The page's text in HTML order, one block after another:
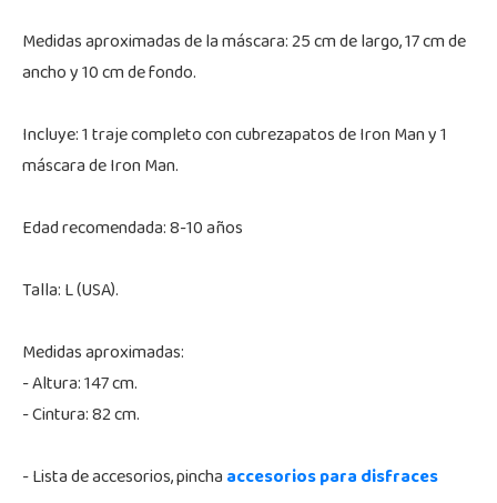
Medidas aproximadas de la máscara: 25 cm de largo, 17 cm de
ancho y 10 cm de fondo.
Incluye: 1 traje completo con cubrezapatos de Iron Man y 1
máscara de Iron Man.
Edad recomendada: 8-10 años
Talla: L (USA).
Medidas aproximadas:
- Altura: 147 cm.
- Cintura: 82 cm.
- Lista de accesorios, pinchaaccesorios para disfraces